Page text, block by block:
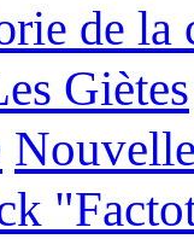
de la
Giètes